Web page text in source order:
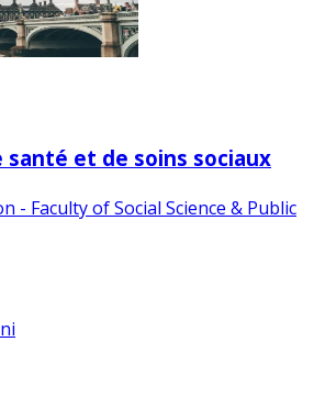
santé et de soins sociaux
- Faculty of Social Science & Public